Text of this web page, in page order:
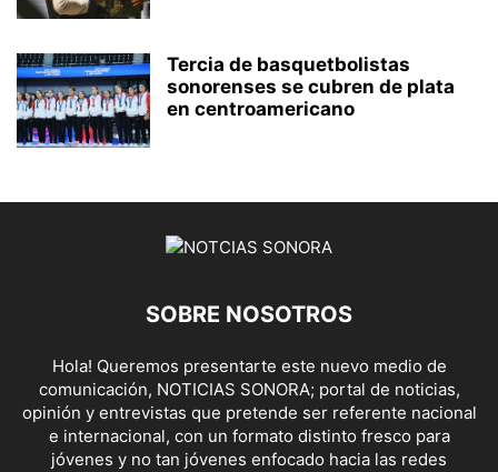
Tercia de basquetbolistas
sonorenses se cubren de plata
en centroamericano
SOBRE NOSOTROS
Hola! Queremos presentarte este nuevo medio de
comunicación, NOTICIAS SONORA; portal de noticias,
opinión y entrevistas que pretende ser referente nacional
e internacional, con un formato distinto fresco para
jóvenes y no tan jóvenes enfocado hacia las redes